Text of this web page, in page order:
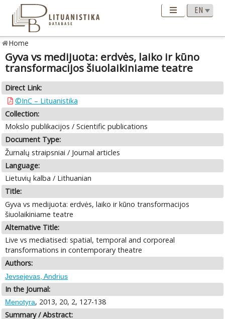
Home
Gyva vs medijuota: erdvės, laiko ir kūno
transformacijos šiuolaikiniame teatre
Direct Link:
©InC – Lituanistika
Collection:
Mokslo publikacijos / Scientific publications
Document Type:
Žurnalų straipsniai / Journal articles
Language:
Lietuvių kalba / Lithuanian
Title:
Gyva vs medijuota: erdvės, laiko ir kūno transformacijos
šiuolaikiniame teatre
Alternative Title:
Live vs mediatised: spatial, temporal and corporeal
transformations in contemporary theatre
Authors:
Jevsejevas, Andrius
In the Journal:
Menotyra, 2013, 20, 2, 127-138
Summary / Abstract: